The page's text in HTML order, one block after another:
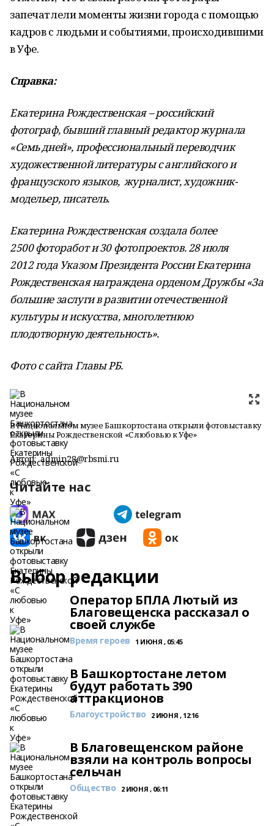
запечатлели моменты жизни города с помощью
кадров с людьми и событиями, происходившими
в Уфе.
Справка:
Екатерина Рождественская – российский
фотограф, бывший главный редактор журнала
«Семь дней», профессиональный переводчик
художественной литературы с английского и
французского языков, журналист, художник-
модельер, писатель.
Екатерина Рождественская создала более
2500 фоторабот и 30 фотопроектов. 28 июля
2012 года Указом Президента России Екатерина
Рождественская награждена орденом Дружбы «За
большие заслуги в развитии отечественной
культуры и искусства, многолетнюю
плодотворную деятельность».
Фото с сайта Главы РБ.
В Национальном музее Башкортостана открыли фотовыставку
Екатерины Рождественской «С любовью к Уфе»
Автор: admin28@rbsmi.ru
Читайте нас
Выбор редакции
Оператор БПЛА Лютый из
Благовещенска рассказал о
своей службе
Время героев 1 ИЮНЯ , 05:45
В Башкортостане летом
будут работать 390
аттракционов
Благоустройство 2 ИЮНЯ , 12:16
В Благовещенском районе
взяли на контроль вопросы
сельчан
Общество 2 ИЮНЯ , 06:11